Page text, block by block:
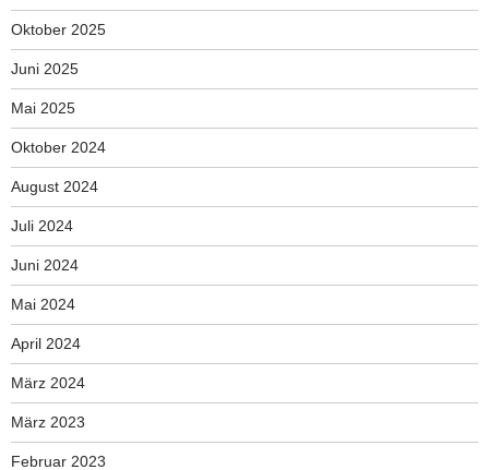
Oktober 2025
Juni 2025
Mai 2025
Oktober 2024
August 2024
Juli 2024
Juni 2024
Mai 2024
April 2024
März 2024
März 2023
Februar 2023